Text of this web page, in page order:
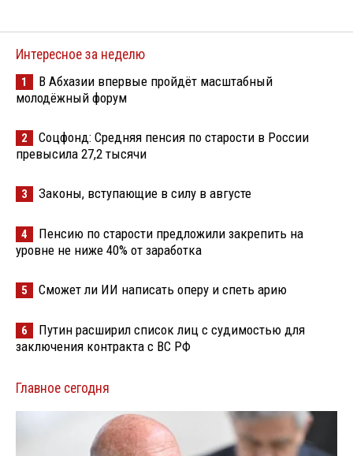
Интересное за неделю
1
В Абхазии впервые пройдёт масштабный
молодёжный форум
2
Соцфонд: Средняя пенсия по старости в России
превысила 27,2 тысячи
3 Законы, вступающие в силу в августе
4
Пенсию по старости предложили закрепить на
уровне не ниже 40% от заработка
5 Сможет ли ИИ написать оперу и спеть арию
6
Путин расширил список лиц с судимостью для
заключения контракта с ВС РФ
Главное сегодня